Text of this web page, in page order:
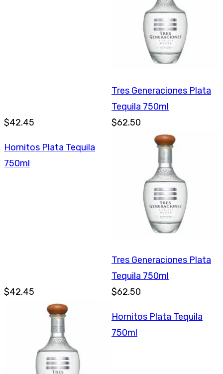
$42.45
Tres Generaciones Plata
Tequila 750ml
$62.50
Hornitos Plata Tequila
750ml
$42.45
Tres Generaciones Plata
Tequila 750ml
$62.50
Hornitos Plata Tequila
750ml